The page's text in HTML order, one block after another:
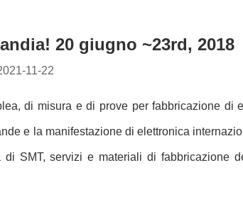
20 giugno ~23rd, 2018
11-22
di misura e di prove per fabbricazione di
e la manifestazione di elettronica
SMT, servizi e materiali di fabbricazione